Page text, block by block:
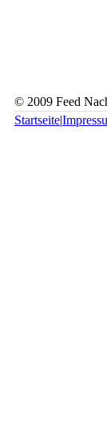
© 2009 Feed
Startseite|